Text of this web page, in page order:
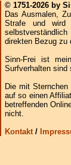
© 1751-2026 by
Das Ausmalen,
Strafe und wird
direkten Bezug zu
Sinn-Frei ist
Surfverhalten sind
Die mit
auf so einen
betreffenden
nicht.
Kontakt/